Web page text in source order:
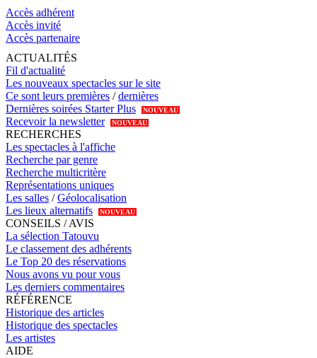
Accès adhérent
Accès invité
Accès partenaire
ACTUALITÉS
Fil d'actualité
Les nouveaux spectacles sur le site
Ce sont leurs premières /dernières
Dernières soirées Starter Plus
NOUVEAU
Recevoir la newsletter NOUVEAU
RECHERCHES
Les spectacles à l'affiche
Recherche par genre
Recherche multicritère
Représentations uniques
Les salles /Géolocalisation
Les lieux alternatifs
NOUVEAU
CONSEILS / AVIS
La sélection Tatouvu
Le classement des adhérents
Le Top 20 des réservations
Nous avons vu pour vous
Les derniers commentaires
RÉFÉRENCE
Historique des articles
Historique des spectacles
Les artistes
AIDE